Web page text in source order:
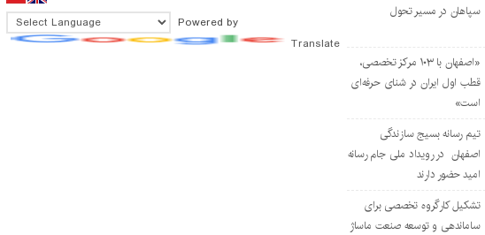
سپاهان در مسیر تحول
«اصفهان با ۱۰۳ مرکز تخصصی،
قطب اول ایران در شنای حرفه‌ای
است»
تیم رسانه بسیج سازندگی
اصفهان در رویداد ملی جام رسانه
امید حضور دارند
تشکیل کارگروه تخصصی برای
ساماندهی و توسعه صنعت ماساژ
Powered by
Translate